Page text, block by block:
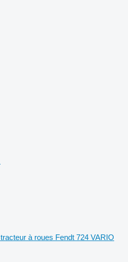
tracteur à roues Fendt 724 VARIO